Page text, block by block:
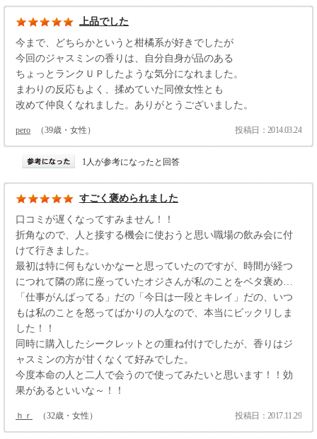
上品でした
今まで、どちらかというと柑橘系が好きでしたが
今回のジャスミンの香りは、自分自身が品のある
ちょっとランクＵＰしたような気分になれました。
まわりの反応もよく、揉めていた同僚女性とも
改めて仲良くなれました。ありがとうございました。
pero （39歳・女性） 投稿日：2014.03.24
1人が参考になったと回答
すごく褒められました
口コミが遅くなってすみません！！
折角なので、人と接する機会に使おうと思い職場の飲み会に付
けて行きました。
最初は特に何もないかなーと思っていたのですが、時間が経つ
につれて隣の席に座っていたオジさんが私のことをベタ褒め…
「仕事がんばってる」だの「今日は一段とキレイ」だの、いつ
もは私のことを怒ってばかりの人なので、本当にビックリしま
した！！
同時に購入したシークレットとの重ね付けでしたが、香りはジ
ャスミンの方が甘くなくて好みでした。
今度本命の人と二人で会うので使ってみたいと思います！！効
果があるといいな～！！
ｈｒ （32歳・女性） 投稿日：2017.11.29